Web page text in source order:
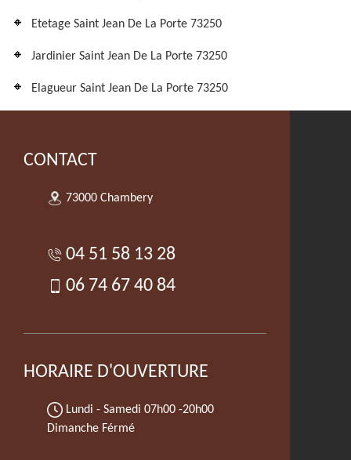
Etetage Saint Jean De La Porte 73250
Jardinier Saint Jean De La Porte 73250
Elagueur Saint Jean De La Porte 73250
CONTACT
73000 Chambery
04 51 58 13 28
06 74 67 40 84
HORAIRE D'OUVERTURE
Lundi - Samedi 07h00 -20h00
Dimanche Férmé